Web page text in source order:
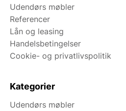
Udendørs møbler
Referencer
Lån og leasing
Handelsbetingelser
Cookie- og privatlivspolitik
Kategorier
Udendørs møbler